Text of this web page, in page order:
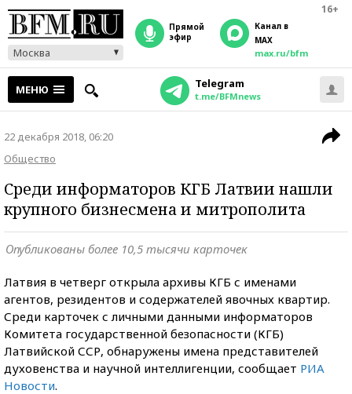
16+
Москва
прямой
эфир
Канал в
MAX
max.ru/bfm
МЕНЮ Telegram
t.me/BFMnews
22 декабря 2018, 06:20
Общество
Среди информаторов КГБ Латвии нашли
крупного бизнесмена и митрополита
Опубликованы более 10,5 тысячи карточек
Латвия в четверг открыла архивы КГБ с именами
агентов, резидентов и содержателей явочных квартир.
Среди карточек с личными данными информаторов
Комитета государственной безопасности (КГБ)
Латвийской ССР, обнаружены имена представителей
духовенства и научной интеллигенции, сообщает РИА
Новости.